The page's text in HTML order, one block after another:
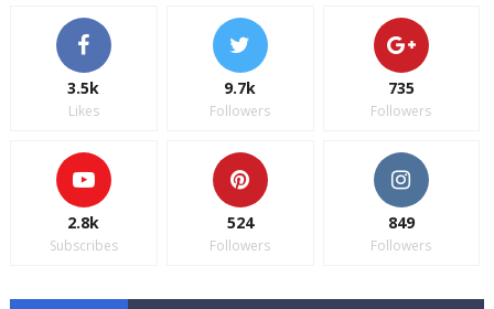
3.5k
Likes
9.7k
Followers
735
Followers
2.8k
Subscribes
524
Followers
849
Followers